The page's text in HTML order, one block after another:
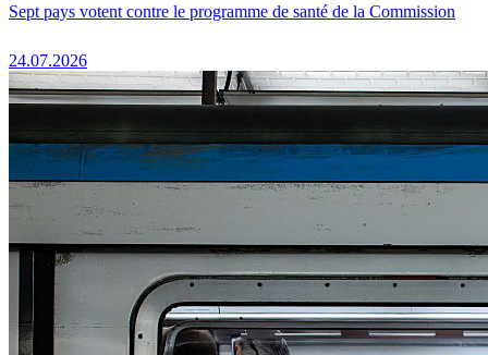
Sept pays votent contre le programme de santé de la Commission
24.07.2026